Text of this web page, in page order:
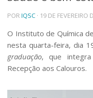
Pessoas
Ensino
Graduação
Pós-Graduação
Educação a distância
Pesquisa e Inovação
PORIQSC · 19 DE FEVEREIRO
O Instituto de Química
nesta quarta-feira, dia
graduação, que integra
Recepção aos Calouros.